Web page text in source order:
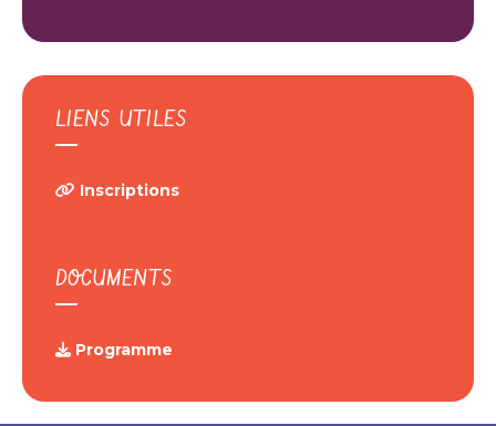
LIENS UTILES
Inscriptions
DOCUMENTS
Programme